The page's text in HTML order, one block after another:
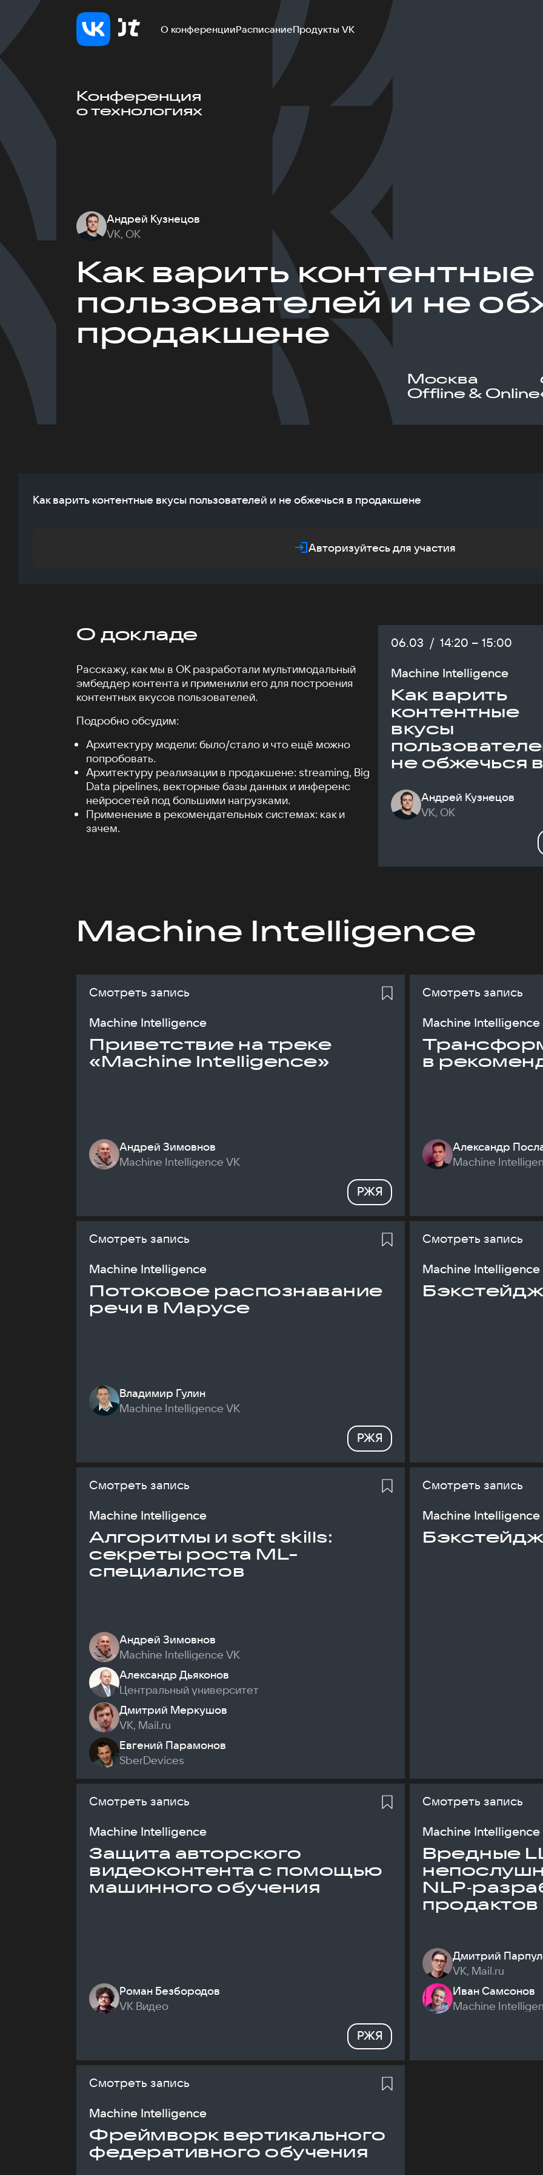
О конференцииРасписаниеПродукты VK
Конференция
о технологиях
Андрей Кузнецов
VK, ОК
Как варить контентные
пользователей и не
продакшене
Москва
Offline & Online
Как варить контентные вкусы пользователей и не обжечься в продакшене
Авторизуйтесь для участия
О докладе
Расскажу, как мы в ОК разработали мультимодальный
эмбеддер контента и применили его для построения
контентных вкусов пользователей.
Подробно обсудим:
Архитектуру модели: было/стало и что ещё можно
попробовать.
Архитектуру реализации в продакшене: streaming, Big
Data pipelines, векторные базы данных и инференс
нейросетей под большими нагрузками.
Применение в рекомендательных системах: как и
зачем.
Дата:
06.03 / Начало:
14:20 – Конец:
15:00
Machine Intelligence
Как варить
контентные
вкусы
не обжечься в
Андрей Кузнецов
VK, ОК
Machine Intelligence
Смотреть запись
Machine Intelligence
Приветствие на треке
«Machine Intelligence»
Андрей Зимовнов
Machine Intelligence VK
РЖЯ
Смотреть запись
Machine Intelligence
в
Александр
Machine
Смотреть запись
Machine Intelligence
Потоковое распознавание
речи в Марусе
Владимир Гулин
Machine Intelligence VK
РЖЯ
Смотреть запись
Machine Intelligence
Бэкстейдж
Смотреть запись
Machine Intelligence
Алгоритмы и soft skills:
секреты роста ML-
специалистов
Андрей Зимовнов
Machine Intelligence VK
Александр Дьяконов
Центральный университет
Дмитрий Меркушов
VK, Mail.ru
Евгений Парамонов
SberDevices
Смотреть запись
Machine Intelligence
Бэкстейдж
Смотреть запись
Machine Intelligence
Защита авторского
видеоконтента с помощью
машинного обучения
Роман Безбородов
VK Видео
РЖЯ
Смотреть запись
Machine Intelligence
Вредные
продактов
Дмитрий
VK, Mail.ru
Иван Самсонов
Machine
Смотреть запись
Machine Intelligence
Фреймворк вертикального
федеративного обучения